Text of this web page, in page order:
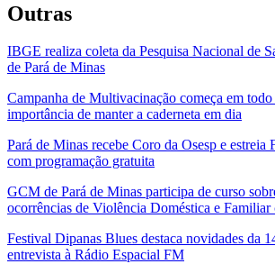
Outras
IBGE realiza coleta da Pesquisa Nacional de
de Pará de Minas
Campanha de Multivacinação começa em
importância de manter a caderneta em dia
Pará de Minas recebe Coro da Osesp e estreia
com programação gratuita
GCM de Pará de Minas participa de curso
ocorrências de Violência Doméstica e
Festival Dipanas Blues destaca novidades da
entrevista à Rádio Espacial FM